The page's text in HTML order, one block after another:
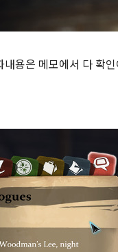
용은 메모에서 다 확